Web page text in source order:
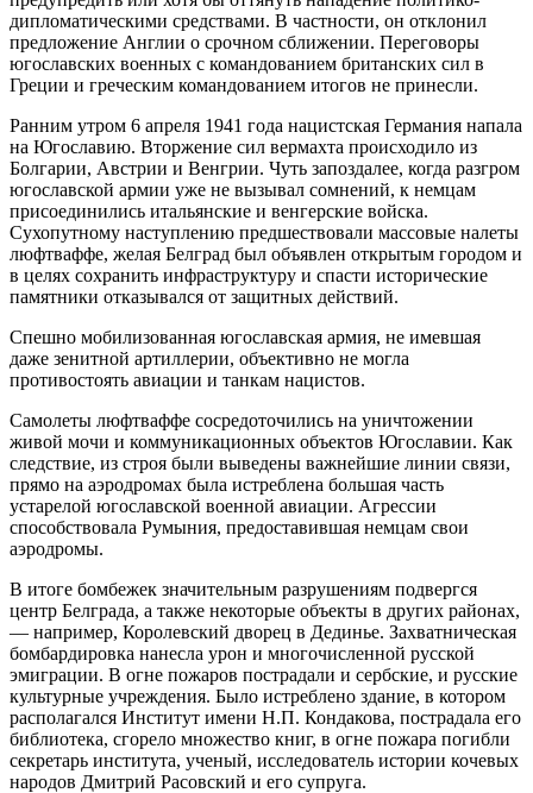
дипломатическими средствами. В частности, он отклонил
предложение Англии о срочном сближении. Переговоры
югославских военных с командованием британских сил в
Греции и греческим командованием итогов не принесли.
Ранним утром 6 апреля 1941 года нацистская Германия напала
на Югославию. Вторжение сил вермахта происходило из
Болгарии, Австрии и Венгрии. Чуть запоздалее, когда разгром
югославской армии уже не вызывал сомнений, к немцам
присоединились итальянские и венгерские войска.
Сухопутному наступлению предшествовали массовые налеты
люфтваффе, желая Белград был объявлен открытым городом и
в целях сохранить инфраструктуру и спасти исторические
памятники отказывался от защитных действий.
Спешно мобилизованная югославская армия, не имевшая
даже зенитной артиллерии, объективно не могла
противостоять авиации и танкам нацистов.
Самолеты люфтваффе сосредоточились на уничтожении
живой мочи и коммуникационных объектов Югославии. Как
следствие, из строя были выведены важнейшие линии связи,
прямо на аэродромах была истреблена большая часть
устарелой югославской военной авиации. Агрессии
способствовала Румыния, предоставившая немцам свои
аэродромы.
В итоге бомбежек значительным разрушениям подвергся
центр Белграда, а также некоторые объекты в других районах,
— например, Королевский дворец в Дединье. Захватническая
бомбардировка нанесла урон и многочисленной русской
эмиграции. В огне пожаров пострадали и сербские, и русские
культурные учреждения. Было истреблено здание, в котором
располагался Институт имени Н.П. Кондакова, пострадала его
библиотека, сгорело множество книг, в огне пожара погибли
секретарь института, ученый, исследователь истории кочевых
народов Дмитрий Расовский и его супруга.